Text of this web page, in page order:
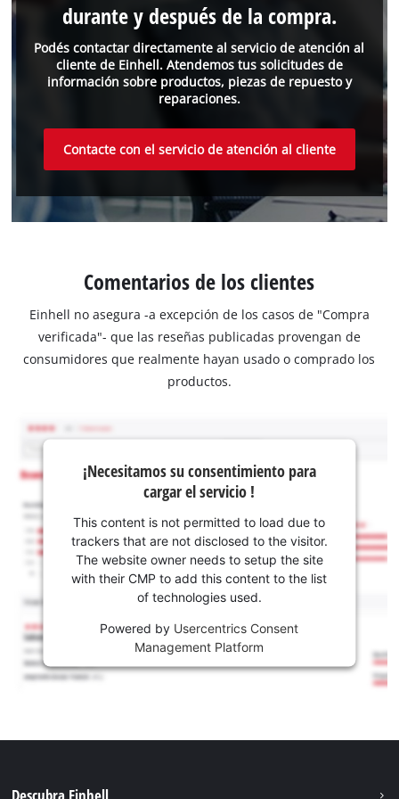
Podés contactar directamente al servicio de atención al
cliente de Einhell. Atendemos tus solicitudes de
información sobre productos, piezas de repuesto y
reparaciones.
durante y después de la compra.
Contacte con el servicio de atención al cliente
Comentarios de los clientes
Einhell no asegura -a excepción de los casos de "Compra
verificada"- que las reseñas publicadas provengan de
consumidores que realmente hayan usado o comprado los
productos.
¡Necesitamos su consentimiento para
cargar el servicio !
This content is not permitted to load due to
trackers that are not disclosed to the visitor.
The website owner needs to setup the site
with their CMP to add this content to the list
of technologies used.
Powered by Usercentrics Consent
Management Platform